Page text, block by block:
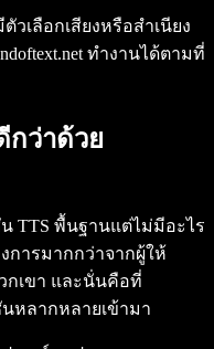
วเลือกเสียงหรือสำเนียง
ทำงานได้ตามที่
กว่าด้วย
น TTS พื้นฐานแต่ไม่มีอะไร
การมากกว่าจากผู้ให้
กเขา และนั่นคือที่
หลากหลายเข้ามา